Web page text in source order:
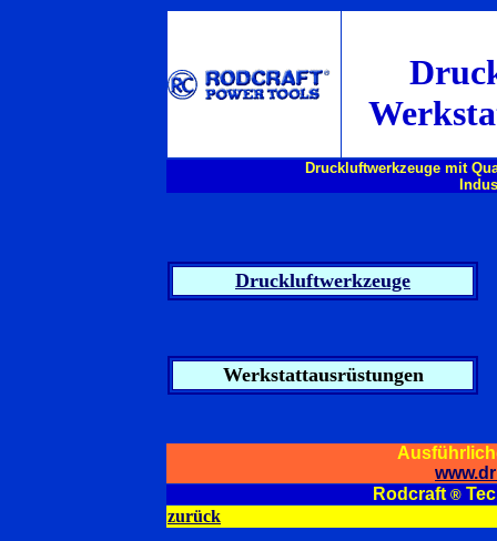
Druckluftwerkzeuge mit
Druckluftwerkzeuge
Werkstattausrüstungen
Rodcraft®
zurück